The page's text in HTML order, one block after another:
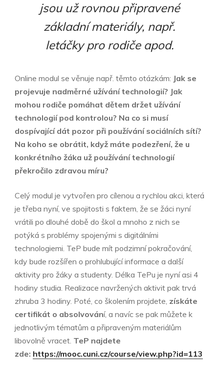
jsou už rovnou připravené
základní materiály, např.
letáčky pro rodiče apod.
Online modul se věnuje např. těmto otázkám: Jak se
projevuje nadměrné užívání technologií? Jak
mohou rodiče pomáhat dětem držet užívání
technologií pod kontrolou? Na co si musí
dospívající dát pozor při používání sociálních sítí?
Na koho se obrátit, když máte podezření, že u
konkrétního žáka už používání technologií
překročilo zdravou míru?
Celý modul je vytvořen pro cílenou a rychlou akci, která
je třeba nyní, ve spojitosti s faktem, že se žáci nyní
vrátili po dlouhé době do škol a mnoho z nich se
potýká s problémy spojenými s digitálními
technologiemi. TeP bude mít podzimní pokračování,
kdy bude rozšířen o prohlubující informace a další
aktivity pro žáky a studenty. Délka TePu je nyní asi 4
hodiny studia. Realizace navržených aktivit pak trvá
zhruba 3 hodiny. Poté, co školením projdete, získáte
certifikát o absolvování, a navíc se pak můžete k
jednotlivým tématům a připraveným materiálům
libovolně vracet. TeP najdete
zde: https://mooc.cuni.cz/course/view.php?id=113